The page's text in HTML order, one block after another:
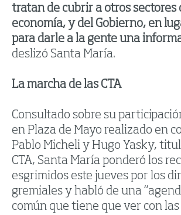
tratan de cubrir a otros sectores
economía, y del Gobierno, en
para darle a la gente una
deslizó Santa María.
La marcha de las CTA
Consultado sobre su
en Plaza de Mayo realizado en
Pablo Micheli y Hugo Yasky,
CTA, Santa María ponderó los
esgrimidos este jueves por los
gremiales y habló de una
común que tiene que ver con